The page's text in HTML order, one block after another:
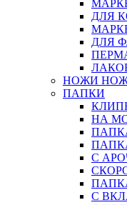
ДЛЯ
ДЛЯ
НОЖИ
ПАПКИ
НА
С
С